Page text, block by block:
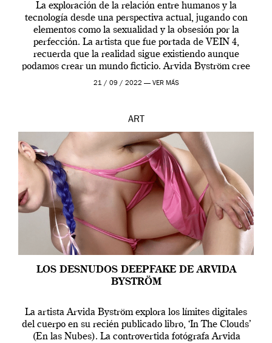
La exploración de la relación entre humanos y la
tecnología desde una perspectiva actual, jugando con
elementos como la sexualidad y la obsesión por la
perfección. La artista que fue portada de VEIN 4,
recuerda que la realidad sigue existiendo aunque
podamos crear un mundo ficticio. Arvida Byström cree
que los humanos tienen un complejo […]
21 / 09 / 2022 — VER MÁS
ART
LOS DESNUDOS DEEPFAKE DE ARVIDA
BYSTRÖM
La artista Arvida Byström explora los límites digitales
del cuerpo en su recién publicado libro, ‘In The Clouds’
(En las Nubes). La controvertida fotógrafa Arvida